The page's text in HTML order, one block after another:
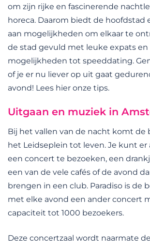
om zijn rijke en fascinerende
horeca. Daarom biedt de hoofdstad
aan mogelijkheden om elkaar te
de stad gevuld met leuke expats en
mogelijkheden tot speeddating.
of je er nu liever op uit gaat
avond! Lees hier onze tips.
Uitgaan en muziek in
Bij het vallen van de nacht komt de
het Leidseplein tot leven. Je kunt er
een concert te bezoeken, een
een van de vele cafés of de avond
brengen in een club. Paradiso is de
met elke avond een ander concert
capaciteit tot 1000 bezoekers.
Deze concertzaal wordt naarmate